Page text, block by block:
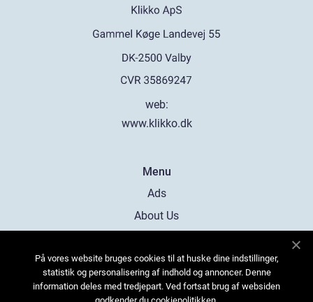
web:
www.klikko.dk
Menu
Ads
About Us
Contact
Sitemap
På vores website bruges cookies til at huske dine indstillinger,
statistik og personalisering af indhold og annoncer. Denne
information deles med tredjepart. Ved fortsat brug af websiden